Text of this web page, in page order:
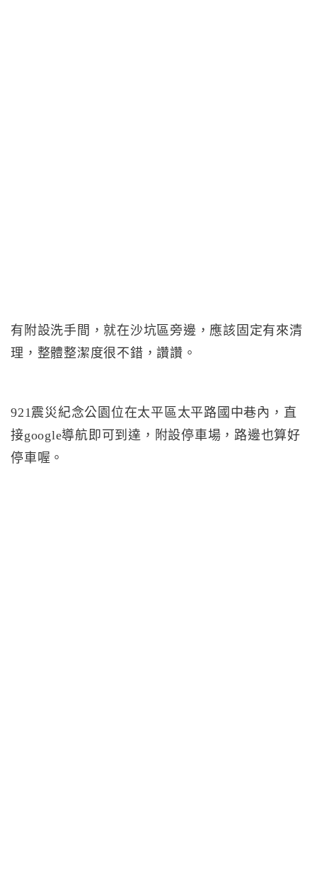
有附設洗手間，就在沙坑區旁邊，應該固定有來清
理，整體整潔度很不錯，讚讚。
921震災紀念公園位在太平區太平路國中巷內，直
接google導航即可到達，附設停車場，路邊也算好
停車喔。